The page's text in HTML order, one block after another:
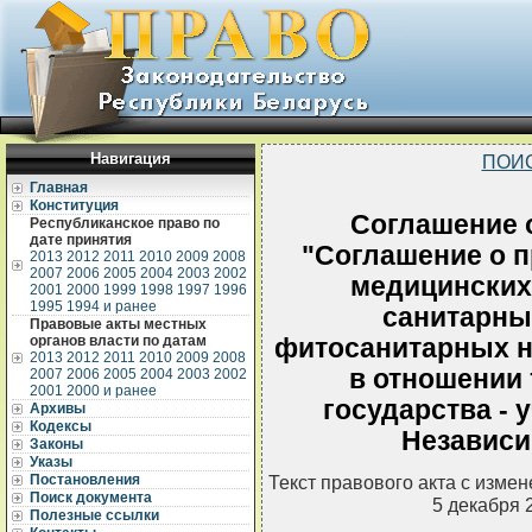
Навигация
Главная
Конституция
Республиканское право по
дате принятия
2013 2012 2011 2010 2009 2008
2007 2006 2005 2004 2003 2002
2001 2000 1999 1998 1997 1996
1995 1994 и ранее
Правовые акты местных
органов власти по датам
2013 2012 2011 2010 2009 2008
2007 2006 2005 2004 2003 2002
2001 2000 и ранее
Архивы
Кодексы
Законы
Указы
Постановления
Поиск документа
Полезные ссылки
Соглашение
"Соглашение о
фитосанитарных
в отношении
государства -
Текст правового акта с
5 декабря